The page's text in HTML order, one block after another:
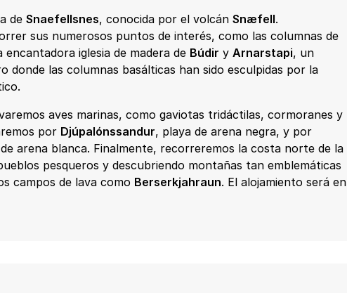
de Snaefellsnes, conocida por el volcán Snæfell.
sus numerosos puntos de interés, como las columnas de
encantadora iglesia de madera de Búdir y Arnarstapi, un
donde las columnas basálticas han sido esculpidas por la
aves marinas, como gaviotas tridáctilas, cormoranes y
por Djúpalónssandur, playa de arena negra, y por
arena blanca. Finalmente, recorreremos la costa norte de la
pesqueros y descubriendo montañas tan emblemáticas
campos de lava como Berserkjahraun. El alojamiento será en